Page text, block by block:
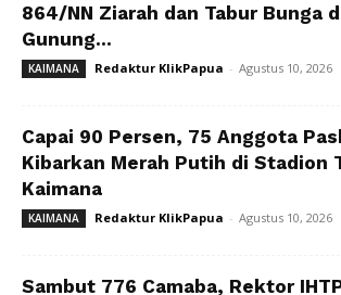
864/NN Ziarah dan Tabur Bunga
Gunung...
KAIMANA Redaktur KlikPapua - Agustus 10, 2026
Capai 90 Persen, 75 Anggota
Kibarkan Merah Putih di Stadion
Kaimana
KAIMANA Redaktur KlikPapua - Agustus 10, 2026
Sambut 776 Camaba, Rektor